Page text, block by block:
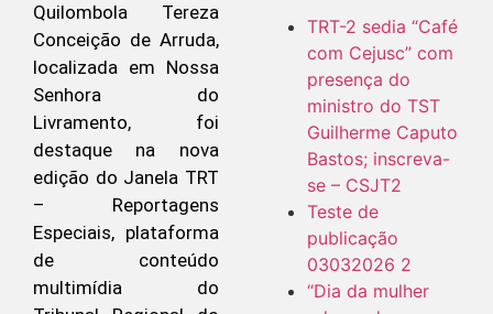
Quilombola Tereza
Conceição de Arruda,
localizada em Nossa
Senhora do
Livramento, foi
destaque na nova
edição do Janela TRT
– Reportagens
Especiais, plataforma
de conteúdo
multimídia do
TRT-2 sedia “Café
com Cejusc” com
presença do
ministro do TST
Guilherme Caputo
Bastos; inscreva-
se – CSJT2
Teste de
publicação
03032026 2
“Dia da mulher